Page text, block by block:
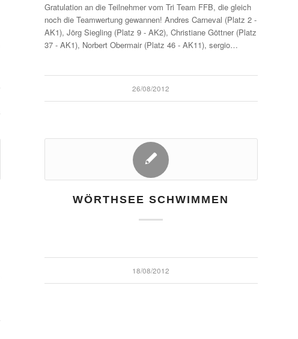
Gratulation an die Teilnehmer vom Tri Team FFB, die gleich
noch die Teamwertung gewannen! Andres Carneval (Platz 2 -
AK1), Jörg Siegling (Platz 9 - AK2), Christiane Göttner (Platz
37 - AK1), Norbert Obermair (Platz 46 - AK11), sergio…
26/08/2012
WÖRTHSEE SCHWIMMEN
18/08/2012